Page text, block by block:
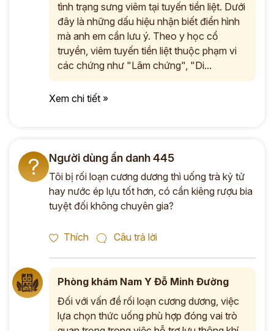
tình trạng sưng viêm tại tuyến tiền liệt. Dưới
đây là những dấu hiệu nhận biết điển hình
mà anh em cần lưu ý. Theo y học cổ
truyền, viêm tuyến tiền liệt thuộc phạm vi
các chứng như "Lâm chứng", "Di...
Xem chi tiết »
? Người dùng ẩn danh 445
Tôi bị rối loạn cương dương thì uống trà kỷ tử
hay nước ép lựu tốt hơn, có cần kiêng rượu bia
tuyệt đối không chuyên gia?
Thích Câu trả lời
Phòng khám Nam Y Đỗ Minh Đường
Đối với vấn đề rối loạn cương dương, việc
lựa chọn thức uống phù hợp đóng vai trò